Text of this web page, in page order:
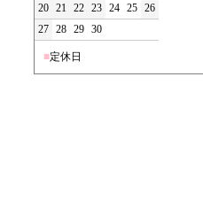
20 21 22 23 24 25 26
27 28 29 30
■定休日